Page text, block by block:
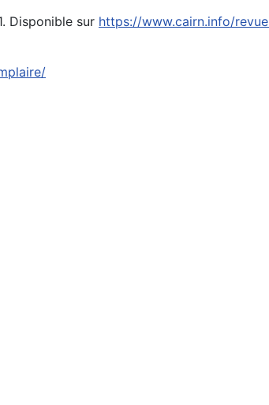
Disponible sur https://www.cairn.info/